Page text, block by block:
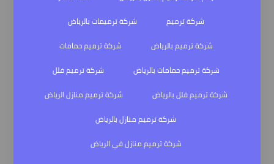
شركة ترميم
شركة ترميمات بالرياض
شركة ترميم بالرياض
شركة ترميم حمامات
شركة ترميم حمامات بالرياض
شركة ترميم فلل
شركة ترميم فلل بالرياض
شركة ترميم منازل الرياض
شركة ترميم منازل بالرياض
شركة ترميم منازل في الرياض